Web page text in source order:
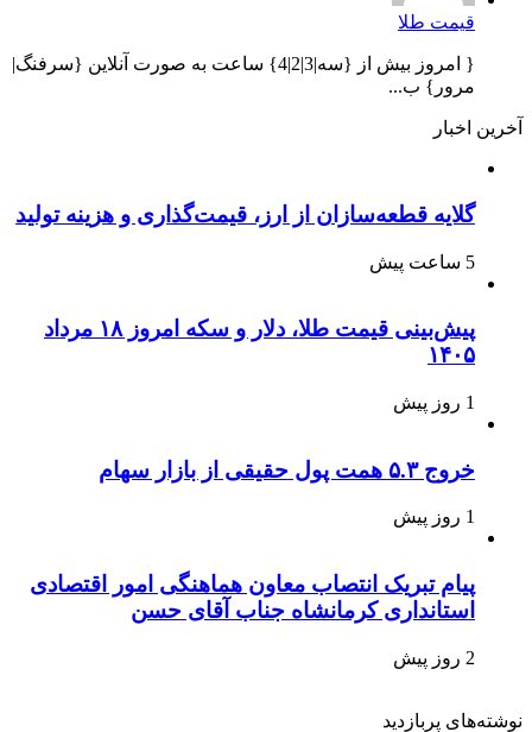
قیمت طلا
{ امروز بیش از {سه|3|2|4} ساعت به صورت آنلاین {سرفنگ|
مرور} ب...
آخرین اخبار
گلایه قطعه‌سازان از ارز، قیمت‌گذاری و هزینه تولید
5 ساعت پیش
پیش‌بینی قیمت طلا، دلار و سکه امروز ۱۸ مرداد
۱۴۰۵
1 روز پیش
خروج ۵.۳ همت پول حقیقی از بازار سهام
1 روز پیش
پیام تبریک انتصاب معاون هماهنگی امور اقتصادی
استانداری کرمانشاه جناب آقای حسن
2 روز پیش
نوشته‌های پربازدید